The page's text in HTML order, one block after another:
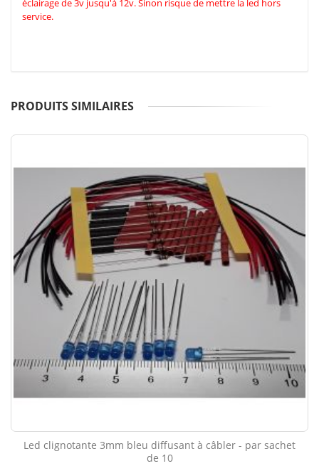
éclairage de 3v jusqu'à 12v. Sinon risque de mettre la led hors
service.
PRODUITS SIMILAIRES
Led clignotante 3mm bleu diffusant à câbler - par sachet
de 10